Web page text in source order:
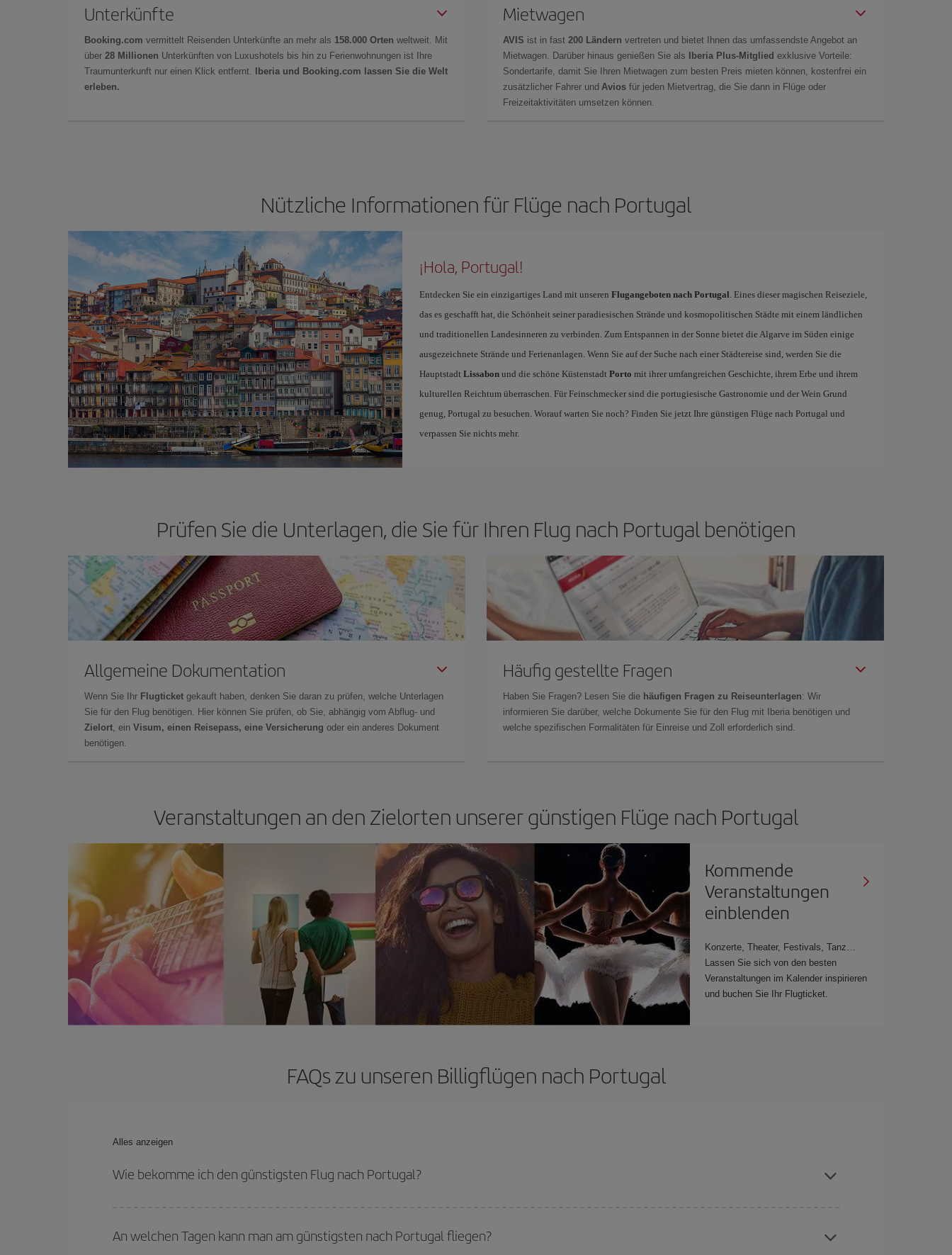
Unterkünfte
Booking.com vermittelt Reisenden Unterkünfte an mehr als 158.000 Orten weltweit. Mit
über 28 Millionen Unterkünften von Luxushotels bis hin zu Ferienwohnungen ist Ihre
Traumunterkunft nur einen Klick entfernt.
Iberia und Booking.com lassen Sie die Welt
erleben.
Mietwagen
AVIS ist in fast 200 Ländern vertreten und bietet Ihnen das umfassendste Angebot an
Mietwagen. Darüber hinaus genießen Sie als
Iberia Plus-Mitglied exklusive Vorteile:
Sondertarife, damit Sie Ihren Mietwagen zum besten Preis mieten können, kostenfrei ein
zusätzlicher Fahrer und Avios für jeden Mietvertrag, die Sie dann in Flüge oder
Freizeitaktivitäten umsetzen können.
Nützliche Informationen für Flüge nach Portugal
¡Hola, Portugal!
Entdecken Sie ein einzigartiges Land mit unseren Flugangeboten nach Portugal . Eines dieser magischen Reiseziele,
das es geschafft hat, die Schönheit seiner paradiesischen Strände und kosmopolitischen Städte mit einem ländlichen
und traditionellen Landesinneren zu verbinden. Zum Entspannen in der Sonne bietet die Algarve im Süden einige
ausgezeichnete Strände und Ferienanlagen. Wenn Sie auf der Suche nach einer Städtereise sind, werden Sie die
Hauptstadt Lissabonund die schöne Küstenstadt Porto mit ihrer umfangreichen Geschichte, ihrem Erbe und ihrem
kulturellen Reichtum überraschen. Für Feinschmecker sind die portugiesische Gastronomie und der Wein Grund
genug, Portugal zu besuchen. Worauf warten Sie noch? Finden Sie jetzt Ihre günstigen Flüge nach Portugal und
verpassen Sie nichts mehr.
Prüfen Sie die Unterlagen, die Sie für Ihren Flug nach Portugal benötigen
Allgemeine Dokumentation
Wenn Sie Ihr Flugticket gekauft haben, denken Sie daran zu prüfen, welche Unterlagen
Sie für den Flug benötigen. Hier können Sie prüfen, ob Sie, abhängig vom Abflug- und
Zielort , ein Visum, einen Reisepass, eine Versicherung oder ein anderes Dokument
benötigen.
Häufig gestellte Fragen
Haben Sie Fragen? Lesen Sie die häufigen Fragen zu Reiseunterlagen: Wir
informieren Sie darüber, welche Dokumente Sie für den Flug mit Iberia benötigen und
welche spezifischen Formalitäten für Einreise und Zoll erforderlich sind.
Veranstaltungen an den Zielorten unserer günstigen Flüge nach Portugal
Kommende
Veranstaltungen
einblenden
Konzerte, Theater, Festivals, Tanz…
Lassen Sie sich von den besten
Veranstaltungen im Kalender inspirieren
und buchen Sie Ihr Flugticket.
FAQs zu unseren Billigflügen nach Portugal
Alles anzeigen
Wie bekomme ich den günstigsten Flug nach Portugal?
flexibel sein können. Auch wenn Sie sich noch nicht für ein bestimmtes Reiseziel entschieden haben, schauen Sie sich unsere Angebote an und lassen Sie sich inspirieren: Sie
werden sicher den günstigsten Flug finden.
An welchen Tagen kann man am günstigsten nach Portugal fliegen?